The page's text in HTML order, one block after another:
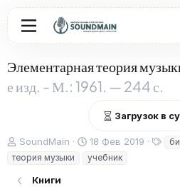
Элементарная теория
е изд. - М.: 1961. — 244 с.
Загрузок в
А
в
т
о
SoundMain
Д
а
т
18 Фев 2019
теория музыки
учебник
Книги